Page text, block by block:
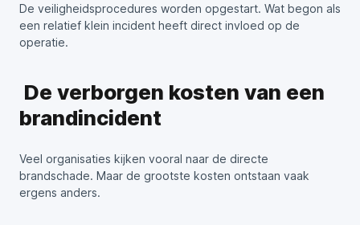
De veiligheidsprocedures worden opgestart. Wat begon als
een relatief klein incident heeft direct invloed op de
operatie.
De verborgen kosten van een
brandincident
Veel organisaties kijken vooral naar de directe
brandschade. Maar de grootste kosten ontstaan vaak
ergens anders.